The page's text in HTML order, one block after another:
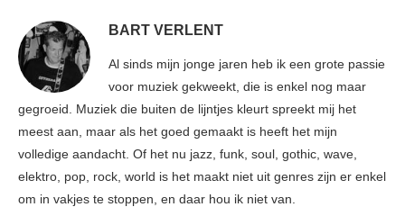
BART VERLENT
Al sinds mijn jonge jaren heb ik een grote passie
voor muziek gekweekt, die is enkel nog maar
gegroeid. Muziek die buiten de lijntjes kleurt spreekt mij het
meest aan, maar als het goed gemaakt is heeft het mijn
volledige aandacht. Of het nu jazz, funk, soul, gothic, wave,
elektro, pop, rock, world is het maakt niet uit genres zijn er enkel
om in vakjes te stoppen, en daar hou ik niet van.